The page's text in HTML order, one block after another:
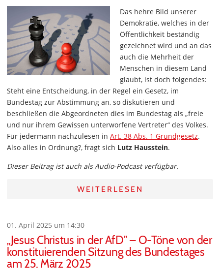
Das hehre Bild unserer
Demokratie, welches in der
Öffentlichkeit beständig
gezeichnet wird und an das
auch die Mehrheit der
Menschen in diesem Land
glaubt, ist doch folgendes:
Steht eine Entscheidung, in der Regel ein Gesetz, im
Bundestag zur Abstimmung an, so diskutieren und
beschließen die Abgeordneten dies im Bundestag als „freie
und nur ihrem Gewissen unterworfene Vertreter“ des Volkes.
Für jedermann nachzulesen in Art. 38 Abs. 1 Grundgesetz.
Also alles in Ordnung?, fragt sich Lutz Hausstein.
Dieser Beitrag ist auch als Audio-Podcast verfügbar.
WEITERLESEN
01. April 2025 um 14:30
„Jesus Christus in der AfD” – O-Töne von der
konstituierenden Sitzung des Bundestages
am 25. März 2025